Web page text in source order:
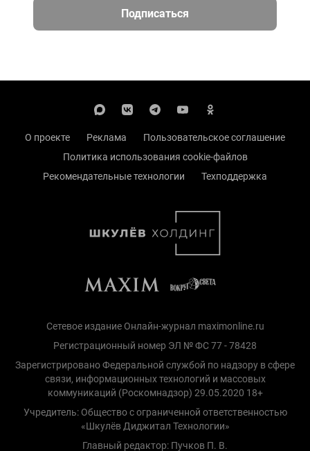
Подписаться
О проекте Реклама
Пользовательское соглашение
Политика использования cookie-файлов
Рекомендательные технологии
Техподдержка
Сетевое издание Онлайн-журнал maximonline.ru
Регистрационный номер ЭЛ № ФС 77 - 78428
Зарегистрировано Федеральной службой по надзору в сфере
связи, информационных технологий и массовых
коммуникаций (Роскомнадзор) 29.05.2020 18+
Учредитель: Общество с ограниченной ответственностью
«Шкулёв Диджитал Технологии»
Главный редактор: Пучков П. В.